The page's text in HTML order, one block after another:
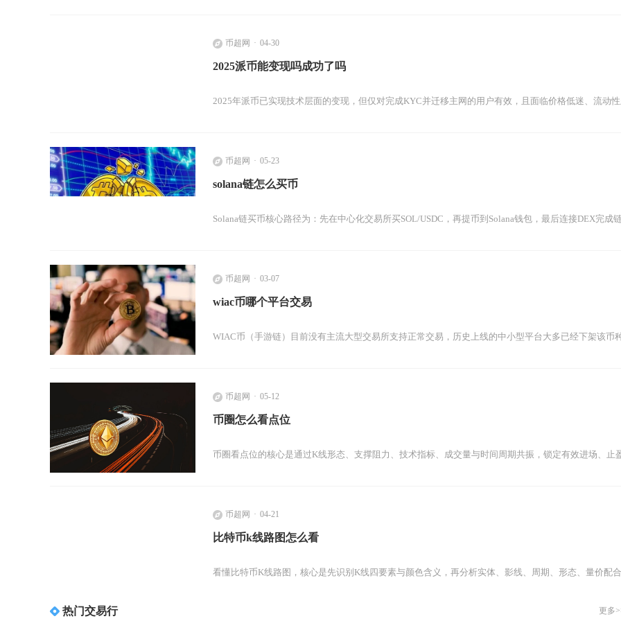
币超网 04-30
2025派币能变现吗成功了吗
2025年派币已实现技术层面的变现，但仅对完成KYC并迁移主网的用户有效，且面临价格低迷、流动性
币超网 05-23
solana链怎么买币
Solana链买币核心路径为：先在中心化交易所买SOL/USDC，再提币到Solana钱包，最后连接DEX完成链
币超网 03-07
wiac币哪个平台交易
WIAC币（手游链）目前没有主流大型交易所支持正常交易，历史上线的中小型平台大多已经下架该币
币超网 05-12
币圈怎么看点位
币圈看点位的核心是通过K线形态、支撑阻力、技术指标、成交量与时间周期共振，锁定有效进场、止
币超网 04-21
比特币k线路图怎么看
看懂比特币K线路图，核心是先识别K线四要素与颜色含义，再分析实体、影线、周期、形态、量价配
热门交易行 更多